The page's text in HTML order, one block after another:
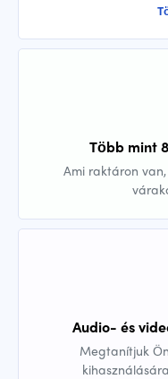
Több mint
Ami raktáron
Audio- és
Megtanítjuk